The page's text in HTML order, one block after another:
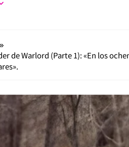
de Warlord (Parte 1): «En los